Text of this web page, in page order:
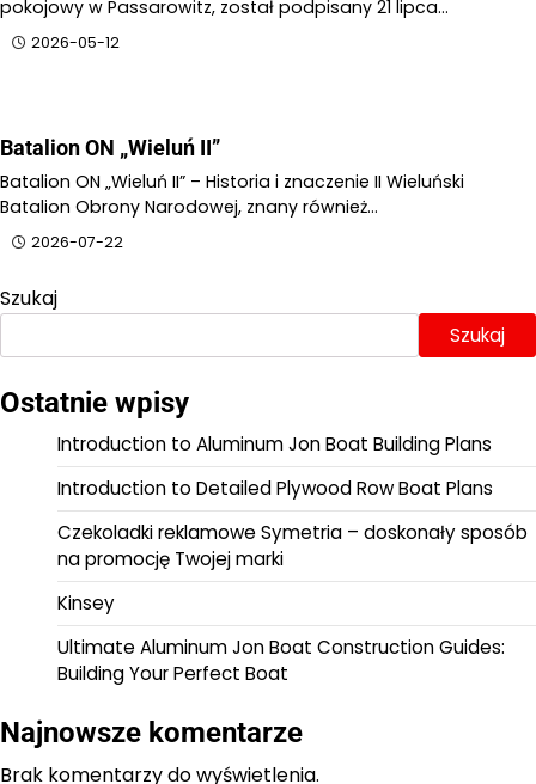
pokojowy w Passarowitz, został podpisany 21 lipca…
2026-05-12
Batalion ON „Wieluń II”
Batalion ON „Wieluń II” – Historia i znaczenie II Wieluński
Batalion Obrony Narodowej, znany również…
2026-07-22
Szukaj
Szukaj
Ostatnie wpisy
Introduction to Aluminum Jon Boat Building Plans
Introduction to Detailed Plywood Row Boat Plans
Czekoladki reklamowe Symetria – doskonały sposób
na promocję Twojej marki
Kinsey
Ultimate Aluminum Jon Boat Construction Guides:
Building Your Perfect Boat
Najnowsze komentarze
Brak komentarzy do wyświetlenia.